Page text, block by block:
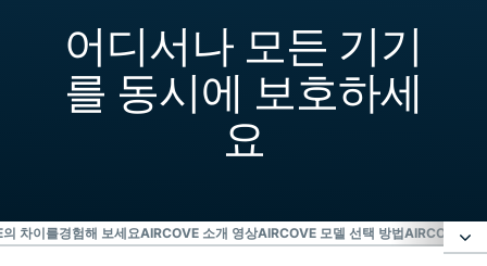
어디서나 모든 기기
를 동시에 보호하세
요
차이를경험해 보세요AIRCOVE 소개 영상AIRCOVE 모델 선택 방법AIRCOVE 실